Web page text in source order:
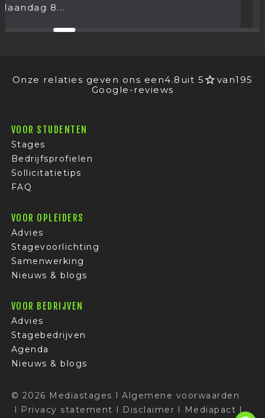
Onze relaties geven ons een4.8 uit 5 van195
Google-reviews
VOOR STUDENTEN
Stages
Bedrijfsprofielen
Sollicitatietips
FAQ
VOOR OPLEIDERS
Advies
Stagevoorlichting
Samenwerking
Nieuws & blogs
VOOR BEDRIJVEN
Advies
Stagebedrijven
Agenda
Nieuws & blogs
© 2026 Mediastages I Algemene voorwaarden
I Privacy statement I Disclaimer I Mediapact I